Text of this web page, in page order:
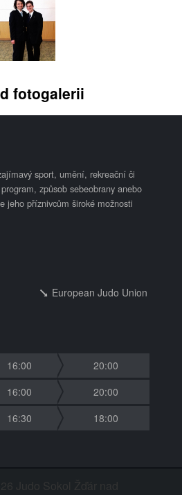
fotogalerii
sport, umění, rekreační či
způsob sebeobrany anebo
jeho příznivcům široké možnosti
European Judo Union
16:00
20:00
16:00
20:00
16:30 18:00
Judo Sokol Žďár nad